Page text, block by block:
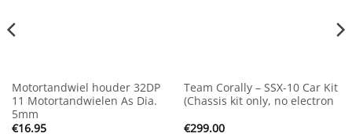
Motortandwiel houder 32DP
11 Motortandwielen As Dia.
5mm
€16.95
Team Corally – SSX-10 Car Kit
(Chassis kit only, no electron
€299.00